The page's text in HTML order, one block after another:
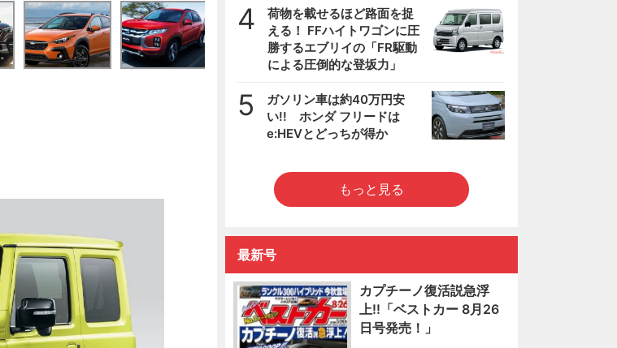
4
荷物を載せるほど路面を捉
える！ FFハイトワゴンに圧
勝するエブリイの「FR駆動
による圧倒的な登坂力」
5
ガソリン車は約40万円安
い!! ホンダ フリードは
e:HEVとどっちが得か
もっと見る
最新号
カプチーノ復活説急浮
上!!「ベストカー 8月26
日号発売！」